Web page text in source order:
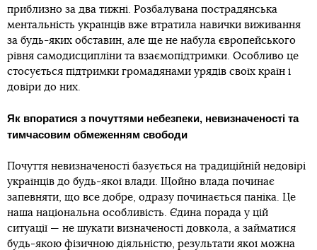
приблизно за два тижні. Розбалувана пострадянська
ментальність українців вже втратила навички виживання
за будь-яких обставин, але ще не набула європейського
рівня самодисципліни та взаємопідтримки. Особливо це
стосується підтримки громадянами урядів своїх країн і
довіри до них.
Як впоратися з почуттями небезпеки, невизначеності та
тимчасовим обмеженням свободи
Почуття невизначеності базується на традиційній недовірі
українців до будь-якої влади. Щойно влада починає
запевняти, що все добре, одразу починається паніка. Це
наша національна особливість. Єдина порада у цій
ситуації — не шукати визначеності довкола, а займатися
будь-якою фізичною діяльністю, результати якої можна